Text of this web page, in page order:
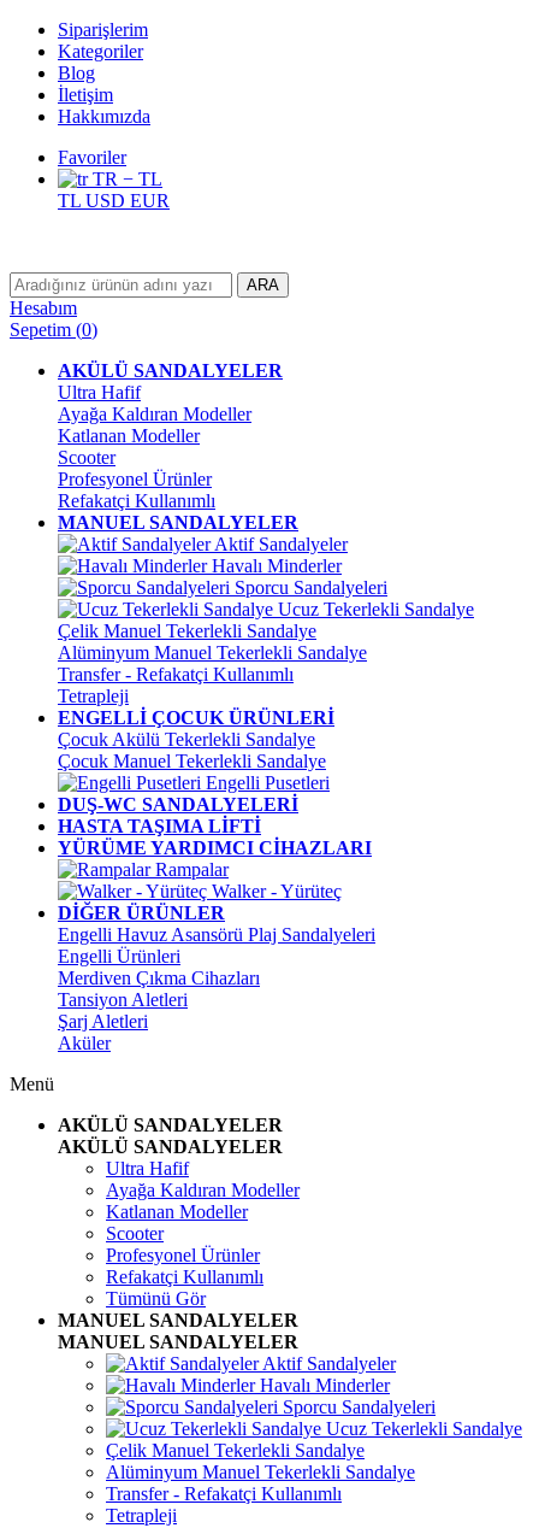
Siparişlerim
Kategoriler
Blog
İletişim
Hakkımızda
Favoriler
TR − TL
TL USD EUR
ARA
Hesabım
Sepetim (0)
AKÜLÜ SANDALYELER
Ultra Hafif
Ayağa Kaldıran Modeller
Katlanan Modeller
Scooter
Profesyonel Ürünler
Refakatçi Kullanımlı
MANUEL SANDALYELER
Aktif Sandalyeler
Havalı Minderler
Sporcu Sandalyeleri
Ucuz Tekerlekli Sandalye
Çelik Manuel Tekerlekli Sandalye
Alüminyum Manuel Tekerlekli Sandalye
Transfer - Refakatçi Kullanımlı
Tetrapleji
ENGELLİ ÇOCUK ÜRÜNLERİ
Çocuk Akülü Tekerlekli Sandalye
Çocuk Manuel Tekerlekli Sandalye
Engelli Pusetleri
DUŞ-WC SANDALYELERİ
HASTA TAŞIMA LİFTİ
YÜRÜME YARDIMCI CİHAZLARI
Rampalar
Walker - Yürüteç
DİĞER ÜRÜNLER
Engelli Havuz Asansörü Plaj Sandalyeleri
Engelli Ürünleri
Merdiven Çıkma Cihazları
Tansiyon Aletleri
Şarj Aletleri
Aküler
Menü
AKÜLÜ SANDALYELER
AKÜLÜ SANDALYELER
Ultra Hafif
Ayağa Kaldıran Modeller
Katlanan Modeller
Scooter
Profesyonel Ürünler
Refakatçi Kullanımlı
Tümünü Gör
MANUEL SANDALYELER
MANUEL SANDALYELER
Aktif Sandalyeler
Havalı Minderler
Sporcu Sandalyeleri
Ucuz Tekerlekli Sandalye
Çelik Manuel Tekerlekli Sandalye
Alüminyum Manuel Tekerlekli Sandalye
Transfer - Refakatçi Kullanımlı
Tetrapleji